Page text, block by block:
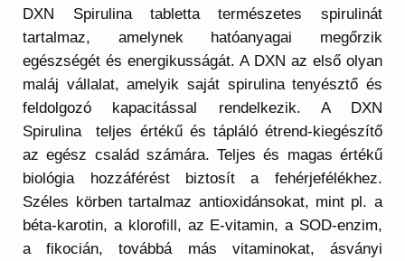
DXN Spirulina tabletta természetes spirulinát
tartalmaz, amelynek hatóanyagai megőrzik
egészségét és energikusságát. A DXN az első olyan
maláj vállalat, amelyik saját spirulina tenyésztő és
feldolgozó kapacitással rendelkezik. A DXN
Spirulina teljes értékű és tápláló étrend-kiegészítő
az egész család számára. Teljes és magas értékű
biológia hozzáférést biztosít a fehérjefélékhez.
Széles körben tartalmaz antioxidánsokat, mint pl. a
béta-karotin, a klorofill, az E-vitamin, a SOD-enzim,
a fikocián, továbbá más vitaminokat, ásványi